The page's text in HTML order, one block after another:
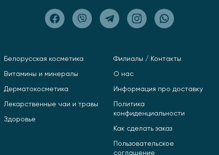
Белорусская косметика
Витамины и минералы
Дерматокосметика
Лекарственные чаи и травы
Здоровье
Филиалы / Контакты
О нас
Информация про доставку
Политика
конфиденциальности
Как сделать заказ
Пользовательское
соглашение